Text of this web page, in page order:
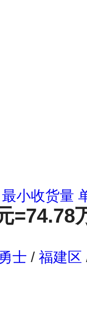
最小收货量
=74.78
士 / 福建区